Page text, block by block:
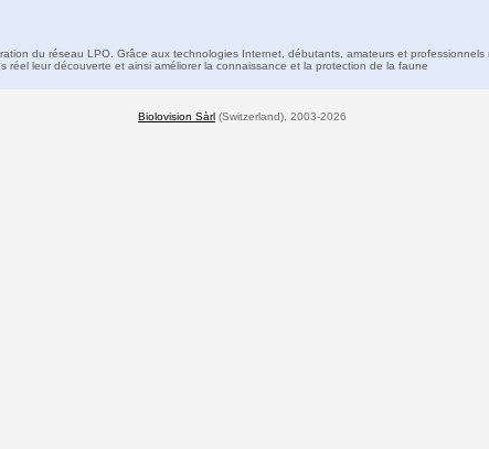
du réseau LPO. Grâce aux technologies Internet, débutants, amateurs et professionnels
réel leur découverte et ainsi améliorer la connaissance et la protection de la faune
Biolovision Sàrl (Switzerland), 2003-2026